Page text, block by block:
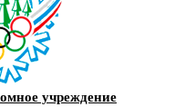
учреждение